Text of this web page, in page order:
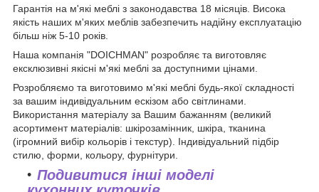
Гарантія на м'які меблі з законодавства 18 місяців. Висока
якість наших м'яких меблів забезпечить надійну експлуатацію
більш ніж 5-10 років.
Наша компанія "DOICHMAN" розробляє та виготовляє
ексклюзивні якісні м'які меблі за доступними цінами.
Розробляємо та виготовимо м'які меблі будь-якої складності
за вашим індивідуальним ескізом або світлинами.
Використання матеріалу за Вашим бажанням (великий
асортимент матеріалів: шкірозамінник, шкіра, тканина
(ігромний вибір кольорів і текстур). Індивідуальний підбір
стилю, форми, кольору, фурнітури.
Подивитися інші моделі